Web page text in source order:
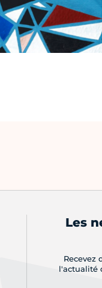
Les
Recevez
l'actualité